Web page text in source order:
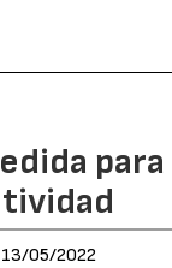
13/05/2022